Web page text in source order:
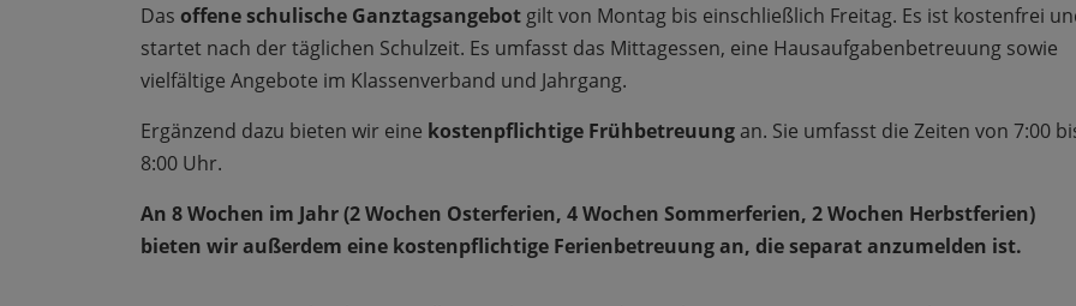
Das offene schulische Ganztagsangebot gilt von Montag bis einschließlich Freitag. Es ist kostenfrei
startet nach der täglichen Schulzeit. Es umfasst das Mittagessen, eine Hausaufgabenbetreuung sowie
vielfältige Angebote im Klassenverband und Jahrgang.
Ergänzend dazu bieten wir eine kostenpflichtige Frühbetreuungan. Sie umfasst die Zeiten von 7:00
8:00 Uhr.
An 8 Wochen im Jahr (2 Wochen Osterferien, 4 Wochen Sommerferien, 2 Wochen Herbstferien)
bieten wir außerdem eine kostenpflichtige Ferienbetreuung an, die separat anzumelden ist.